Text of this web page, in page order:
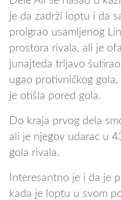
je da zadrži loptu i da
proigrao usamljenog
prostora rivala, ali je
junajteda trljavo
ugao protivničkog
je otišla pored gola.
Do kraja prvog dela
ali je njegov udarac u
gola rivala.
Interesantno je i da je
kada je loptu u svom